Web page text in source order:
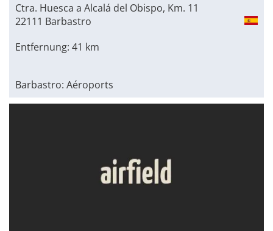
Ctra. Huesca a Alcalá del Obispo, Km. 11
22111 Barbastro
Entfernung: 41 km
Barbastro: Aéroports